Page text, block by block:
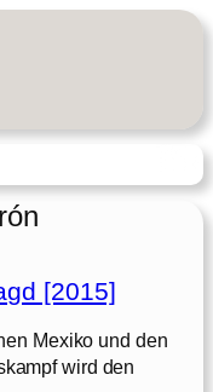
[2015]
Mexiko und den
wird den